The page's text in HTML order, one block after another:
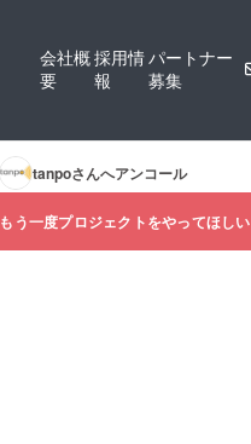
会社概
要
採用情
報
パートナー
募集
tanpoさんへアンコール
もう一度プロジェクトをやってほしい